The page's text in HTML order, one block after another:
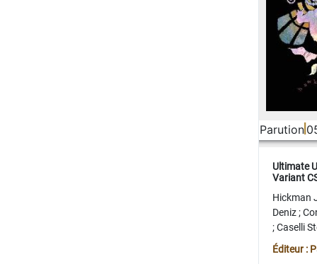
Parution
Ultimate
Variant
Hickman
Deniz;
;Caselli
Juan
Éditeur :